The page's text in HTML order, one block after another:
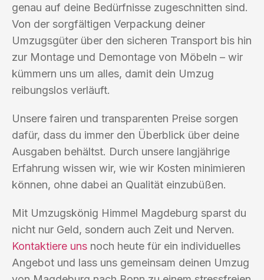
genau auf deine Bedürfnisse zugeschnitten sind.
Von der sorgfältigen Verpackung deiner
Umzugsgüter über den sicheren Transport bis hin
zur Montage und Demontage von Möbeln – wir
kümmern uns um alles, damit dein Umzug
reibungslos verläuft.
Unsere fairen und transparenten Preise sorgen
dafür, dass du immer den Überblick über deine
Ausgaben behältst. Durch unsere langjährige
Erfahrung wissen wir, wie wir Kosten minimieren
können, ohne dabei an Qualität einzubüßen.
Mit Umzugskönig Himmel Magdeburg sparst du
nicht nur Geld, sondern auch Zeit und Nerven.
Kontaktiere uns noch heute für ein individuelles
Angebot und lass uns gemeinsam deinen Umzug